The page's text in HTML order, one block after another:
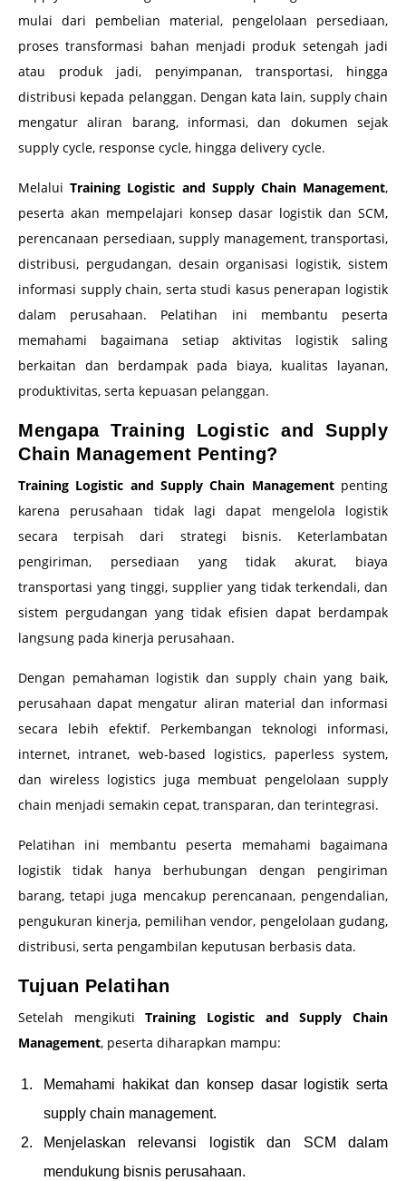
mulai dari pembelian material, pengelolaan persediaan,
proses transformasi bahan menjadi produk setengah jadi
atau produk jadi, penyimpanan, transportasi, hingga
distribusi kepada pelanggan. Dengan kata lain, supply chain
mengatur aliran barang, informasi, dan dokumen sejak
supply cycle, response cycle, hingga delivery cycle.
MelaluiTraining Logistic and Supply Chain Management,
peserta akan mempelajari konsep dasar logistik dan SCM,
perencanaan persediaan, supply management, transportasi,
distribusi, pergudangan, desain organisasi logistik, sistem
informasi supply chain, serta studi kasus penerapan logistik
dalam perusahaan. Pelatihan ini membantu peserta
memahami bagaimana setiap aktivitas logistik saling
berkaitan dan berdampak pada biaya, kualitas layanan,
produktivitas, serta kepuasan pelanggan.
Mengapa Training Logistic and Supply
Chain Management Penting?
Training Logistic and Supply Chain Managementpenting
karena perusahaan tidak lagi dapat mengelola logistik
secara terpisah dari strategi bisnis. Keterlambatan
pengiriman, persediaan yang tidak akurat, biaya
transportasi yang tinggi, supplier yang tidak terkendali, dan
sistem pergudangan yang tidak efisien dapat berdampak
langsung pada kinerja perusahaan.
Dengan pemahaman logistik dan supply chain yang baik,
perusahaan dapat mengatur aliran material dan informasi
secara lebih efektif. Perkembangan teknologi informasi,
internet, intranet, web-based logistics, paperless system,
dan wireless logistics juga membuat pengelolaan supply
chain menjadi semakin cepat, transparan, dan terintegrasi.
Pelatihan ini membantu peserta memahami bagaimana
logistik tidak hanya berhubungan dengan pengiriman
barang, tetapi juga mencakup perencanaan, pengendalian,
pengukuran kinerja, pemilihan vendor, pengelolaan gudang,
distribusi, serta pengambilan keputusan berbasis data.
Tujuan Pelatihan
Setelah mengikutiTraining Logistic and Supply Chain
Management, peserta diharapkan mampu:
Memahami hakikat dan konsep dasar logistik serta
supply chain management.
Menjelaskan relevansi logistik dan SCM dalam
mendukung bisnis perusahaan.